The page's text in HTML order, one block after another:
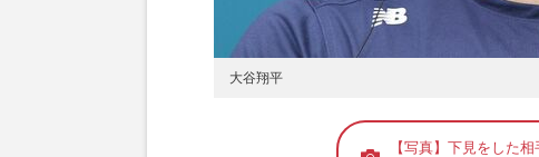
大谷翔平
【写真】下見をした